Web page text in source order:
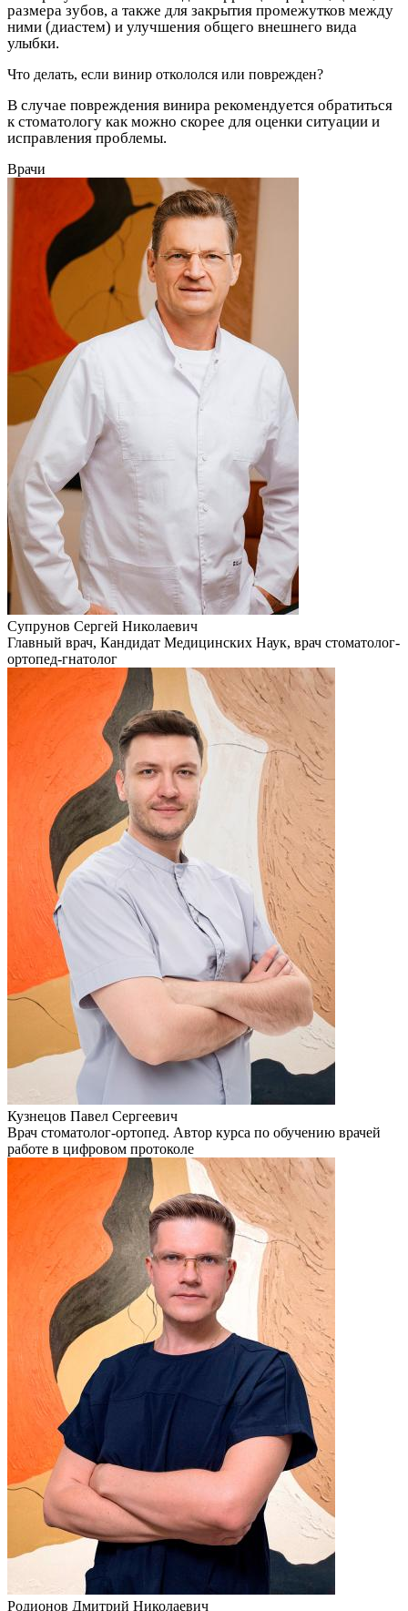
размера зубов, а также для закрытия промежутков между
ними (диастем) и улучшения общего внешнего вида
улыбки.
Что делать, если винир откололся или поврежден?
В случае повреждения винира рекомендуется обратиться
к стоматологу как можно скорее для оценки ситуации и
исправления проблемы.
Врачи
Супрунов Сергей Николаевич
Главный врач, Кандидат Медицинских Наук, врач стоматолог-
ортопед-гнатолог
Кузнецов Павел Сергеевич
Врач стоматолог-ортопед. Автор курса по обучению врачей
работе в цифровом протоколе
Родионов Дмитрий Николаевич